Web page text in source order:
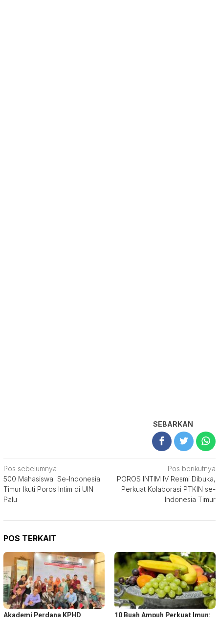
SEBARKAN
Navigasi
pos
Pos sebelumnya
500 Mahasiswa Se-Indonesia
Timur Ikuti Poros Intim di UIN
Palu
Pos berikutnya
POROS INTIM IV Resmi Dibuka,
Perkuat Kolaborasi PTKIN se-
Indonesia Timur
POS TERKAIT